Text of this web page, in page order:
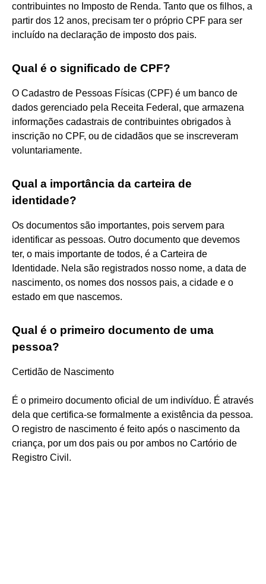
contribuintes no Imposto de Renda. Tanto que os filhos, a
partir dos 12 anos, precisam ter o próprio CPF para ser
incluído na declaração de imposto dos pais.
Qual é o significado de CPF?
O Cadastro de Pessoas Físicas (CPF) é um banco de
dados gerenciado pela Receita Federal, que armazena
informações cadastrais de contribuintes obrigados à
inscrição no CPF, ou de cidadãos que se inscreveram
voluntariamente.
Qual a importância da carteira de
identidade?
Os documentos são importantes, pois servem para
identificar as pessoas. Outro documento que devemos
ter, o mais importante de todos, é a Carteira de
Identidade. Nela são registrados nosso nome, a data de
nascimento, os nomes dos nossos pais, a cidade e o
estado em que nascemos.
Qual é o primeiro documento de uma
pessoa?
Certidão de Nascimento
É o primeiro documento oficial de um indivíduo. É através
dela que certifica-se formalmente a existência da pessoa.
O registro de nascimento é feito após o nascimento da
criança, por um dos pais ou por ambos no Cartório de
Registro Civil.